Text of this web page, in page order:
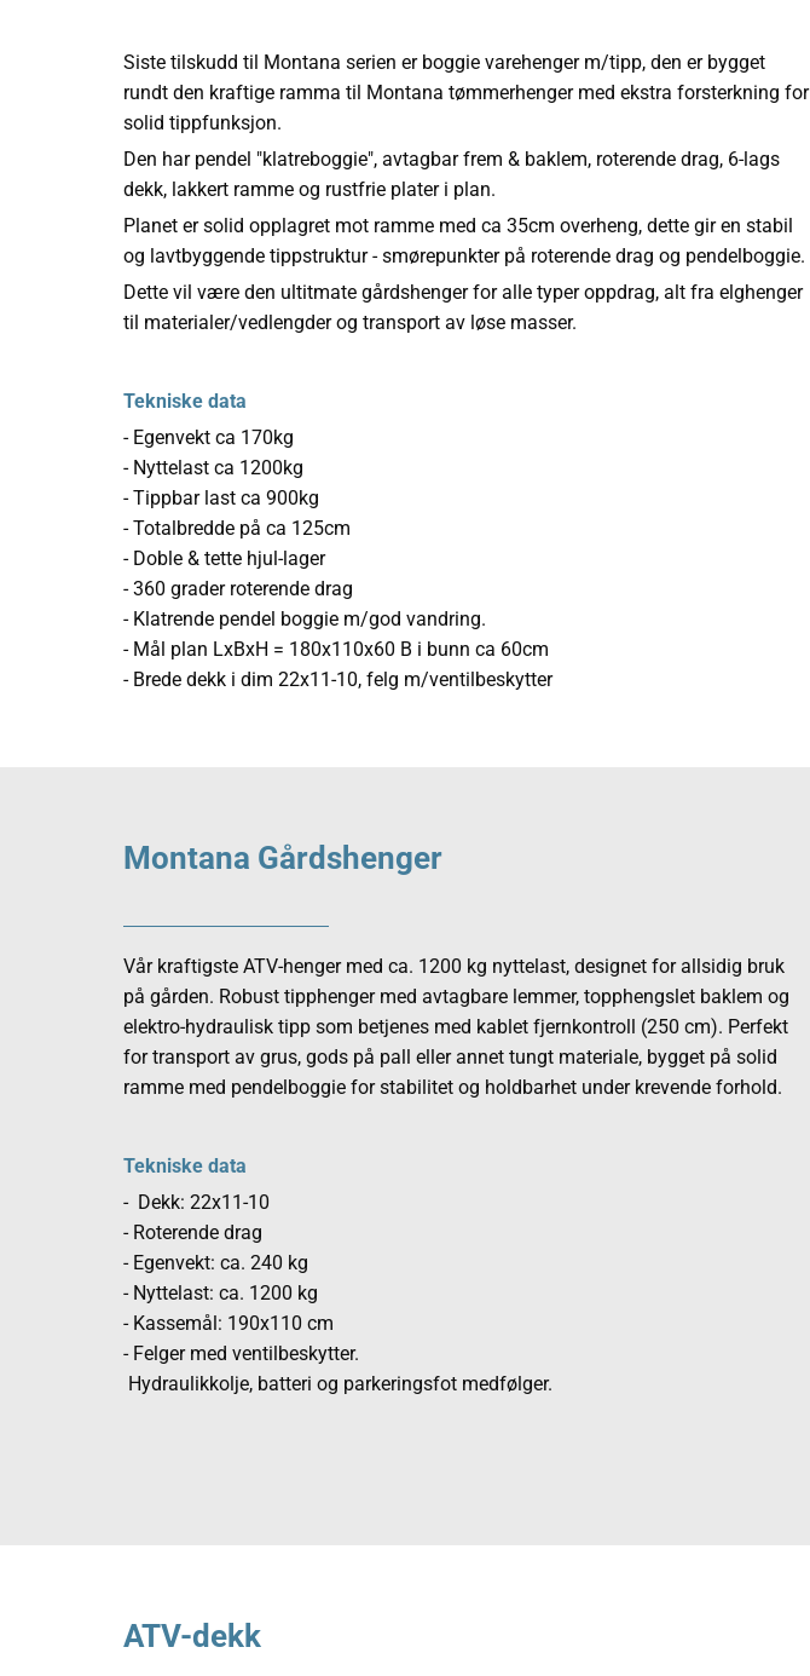
Siste tilskudd til Montana serien er boggie varehenger m/tipp, den er bygget
rundt den kraftige ramma til Montana tømmerhenger med ekstra forsterkning for
solid tippfunksjon.
Den har pendel "klatreboggie", avtagbar frem & baklem, roterende drag, 6-lags
dekk, lakkert ramme og rustfrie plater i plan.
Planet er solid opplagret mot ramme med ca 35cm overheng, dette gir en stabil
og lavtbyggende tippstruktur - smørepunkter på roterende drag og pendelboggie.
Dette vil være den ultitmate gårdshenger for alle typer oppdrag, alt fra elghenger
til materialer/vedlengder og transport av løse masser.
Tekniske data
- Egenvekt ca 170kg
- Nyttelast ca 1200kg
- Tippbar last ca 900kg
- Totalbredde på ca 125cm
- Doble & tette hjul-lager
- 360 grader roterende drag
- Klatrende pendel boggie m/god vandring.
- Mål plan LxBxH = 180x110x60 B i bunn ca 60cm
- Brede dekk i dim 22x11-10, felg m/ventilbeskytter
Montana Gårdshenger
Vår kraftigste ATV-henger med ca. 1200 kg nyttelast, designet for allsidig bruk
på gården. Robust tipphenger med avtagbare lemmer, topphengslet baklem og
elektro-hydraulisk tipp som betjenes med kablet fjernkontroll (250 cm). Perfekt
for transport av grus, gods på pall eller annet tungt materiale, bygget på solid
ramme med pendelboggie for stabilitet og holdbarhet under krevende forhold.
Tekniske data
- Dekk: 22x11-10
- Roterende drag
- Egenvekt: ca. 240 kg
- Nyttelast: ca. 1200 kg
- Kassemål: 190x110 cm
- Felger med ventilbeskytter.
Hydraulikkolje, batteri og parkeringsfot medfølger.
ATV-dekk